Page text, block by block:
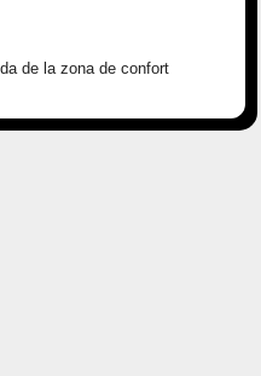
de la zona de confort